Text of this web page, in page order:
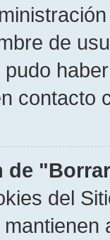
de
contacto
de
del